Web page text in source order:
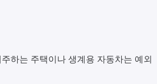
하는 주택이나 생계용 자동차는 예외